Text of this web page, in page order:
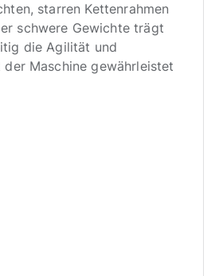
starren Kettenrahmen
schwere Gewichte trägt
die Agilität und
Maschine gewährleistet